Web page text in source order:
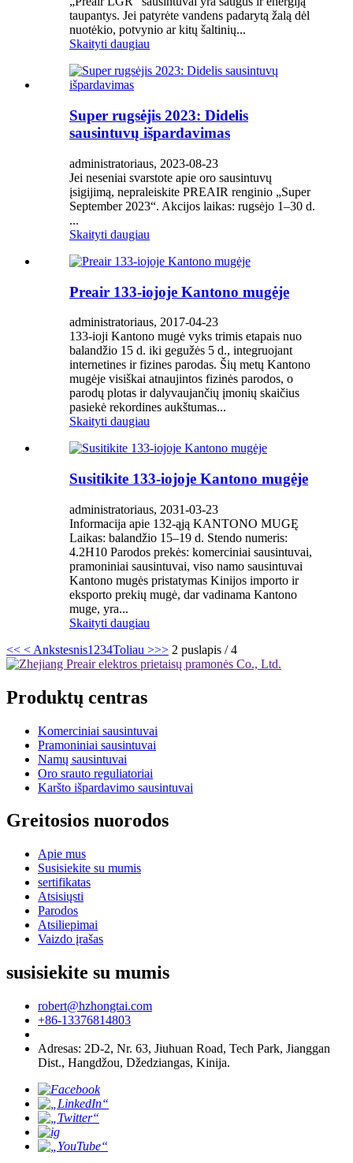
taupantys. Jei patyrėte vandens padarytą žalą dėl
nuotėkio, potvynio ar kitų šaltinių...
Skaityti daugiau
Super rugsėjis 2023: Didelis
sausintuvų išpardavimas
administratoriaus, 2023-08-23
Jei neseniai svarstote apie oro sausintuvų
įsigijimą, nepraleiskite PREAIR renginio „Super
September 2023“. Akcijos laikas: rugsėjo 1–30 d.
...
Skaityti daugiau
Preair 133-iojoje Kantono mugėje
administratoriaus, 2017-04-23
133-ioji Kantono mugė vyks trimis etapais nuo
balandžio 15 d. iki gegužės 5 d., integruojant
internetines ir fizines parodas. Šių metų Kantono
mugėje visiškai atnaujintos fizinės parodos, o
parodų plotas ir dalyvaujančių įmonių skaičius
pasiekė rekordines aukštumas...
Skaityti daugiau
Susitikite 133-iojoje Kantono mugėje
administratoriaus, 2031-03-23
Informacija apie 132-ąją KANTONO MUGĘ
Laikas: balandžio 15–19 d. Stendo numeris:
4.2H10 Parodos prekės: komerciniai sausintuvai,
pramoniniai sausintuvai, viso namo sausintuvai
Kantono mugės pristatymas Kinijos importo ir
eksporto prekių mugė, dar vadinama Kantono
muge, yra...
Skaityti daugiau
<< < Ankstesnis1 234Toliau >>> 2 puslapis / 4
Produktų centras
Komerciniai sausintuvai
Pramoniniai sausintuvai
Namų sausintuvai
Oro srauto reguliatoriai
Karšto išpardavimo sausintuvai
Greitosios nuorodos
Apie mus
Susisiekite su mumis
sertifikatas
Atsisiųsti
Parodos
Atsiliepimai
Vaizdo įrašas
susisiekite su mumis
robert@hzhongtai.com
+86-13376814803
Adresas: 2D-2, Nr. 63, Jiuhuan Road, Tech Park, Jianggan
Dist., Hangdžou, Džedziangas, Kinija.